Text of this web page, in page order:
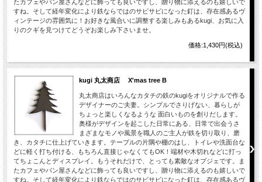
たカフェやパン屋さんなどに飾っても良いですし、贈り物に添えるのも嬉しいで
すね。そして経年変化により鉄ならではのサビサビになった釘は、存在感あるヴ
ィンテージの雰囲気に！お好きな風合いに調整する楽しみもあるkugi、お気に入
りのクギを見つけてどうぞお楽しみ下さいませ。
価格:1,430円(税込)
kugi 丸太商店 X'mas tree B
丸太商店はいろんなカタチの鉄のkugiをオリジナルで作る
デザイナーのご夫妻。シンプルでさりげない、暮らしが
ちょっと楽しくなるような 面白いものを創りだします。
奥様がデザインを起こした日常にある、日常で出会うさ
まざまなモノや風景を職人のご主人が鉄を切り取り、磨
き、カタチに仕上げていきます。テーブルの片隅や棚のはし、トイレや洗面台な
どに軽く打ち付ける、もちろん直接じゃなくてもOK！端材や木切れなどに打っ
てちょこんとディスプレイ。もうそれだけで、とっても素敵なオブジェです。ま
たカフェやパン屋さんなどに飾っても良いですし、贈り物に添えるのも嬉しいで
すね。そして経年変化により鉄ならではのサビサビになった釘は、存在感あるヴ